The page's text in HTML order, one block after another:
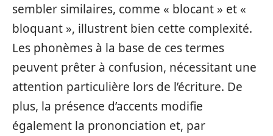
sembler similaires, comme « blocant » et «
bloquant », illustrent bien cette complexité.
Les phonèmes à la base de ces termes
peuvent prêter à confusion, nécessitant une
attention particulière lors de l’écriture. De
plus, la présence d’accents modifie
également la prononciation et, par